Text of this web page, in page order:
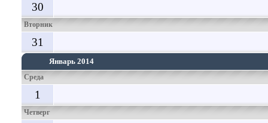
30
Вторник
31
Январь 2014
Среда
1
Четверг